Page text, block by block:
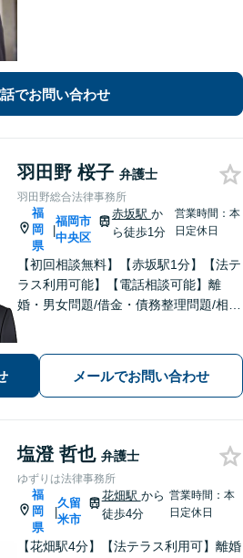
でお問い合わせ
羽田野 桜子 弁護士
羽田野総合法律事務所
福
岡
県
|
福岡市
中央区
赤坂駅 か
ら徒歩1分
営業時間：本
日定休日
【初回相談無料】【赤坂駅1分】【法テ
ラス利用可能】【電話相談可能】離
婚・男女問題/借金・債務整理問題/相
視点を活かしつつ、依頼者様にとって
ベストな解決を目指します。
メールでお問い合わせ
塩澄 哲也 弁護士
ゆずりは法律事務所
福
岡
県
|
久留
米市
花畑駅 から
徒歩4分
営業時間：本
日定休日
【花畑駅4分】【法テラス利用可】離婚